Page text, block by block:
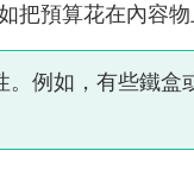
把預算花在內容物
例如，有些鐵